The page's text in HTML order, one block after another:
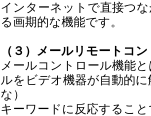
インターネットで直接つ
る画期的な機能です。
（３）メールリモートコ
メールコントロール機能
ルをビデオ機器が自動的
な）
キーワードに反応するこ